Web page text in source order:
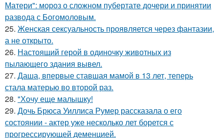
Матери": мороз о сложном пубертате дочери и принятии
развода с Богомоловым.
25. Женская сексуальность проявляется через фантазии,
а не открыто.
26. Настоящий герой в одиночку животных из
пылающего здания вывел.
27. Даша, впервые ставшая мамой в 13 лет, теперь
стала матерью во второй раз.
28. "Хочу еще малышку!
29. Дочь Брюса Уиллиса Румер рассказала о его
состоянии - актер уже несколько лет борется с
прогрессирующей деменцией.